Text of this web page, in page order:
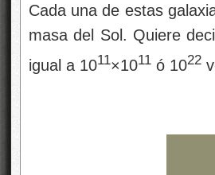
Cada una de estas
masa del Sol. Quiere
igual a 1011×1011 ó 1022